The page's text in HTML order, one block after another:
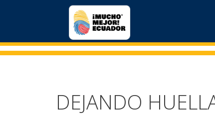
DEJANDO